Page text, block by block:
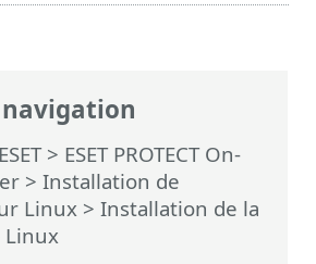
> ESET PROTECT On-
> Installation de
Linux > Installation de la
Linux